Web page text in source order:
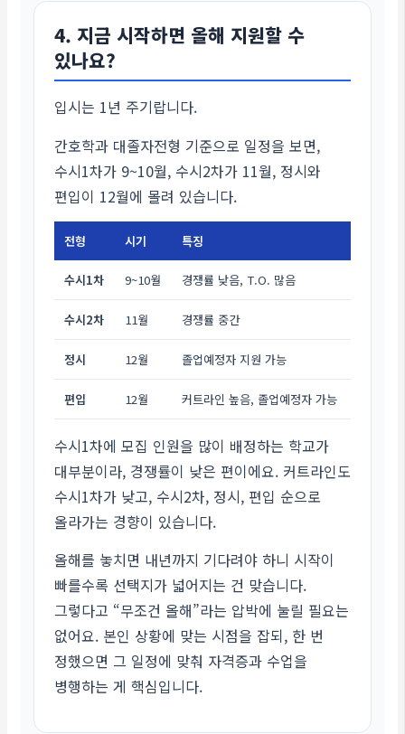
4. 지금 시작하면 올해 지원할 수
있나요?
입시는 1년 주기랍니다.
간호학과 대졸자전형 기준으로 일정을 보면,
수시1차가 9~10월, 수시2차가 11월, 정시와
편입이 12월에 몰려 있습니다.
전형 시기 특징
수시1차 9~10월 경쟁률 낮음, T.O. 많음
수시2차 11월 경쟁률 중간
정시 12월 졸업예정자 지원 가능
편입 12월 커트라인 높음, 졸업예정자 가능
수시1차에 모집 인원을 많이 배정하는 학교가
대부분이라, 경쟁률이 낮은 편이에요. 커트라인도
수시1차가 낮고, 수시2차, 정시, 편입 순으로
올라가는 경향이 있습니다.
올해를 놓치면 내년까지 기다려야 하니 시작이
빠를수록 선택지가 넓어지는 건 맞습니다.
그렇다고 “무조건 올해”라는 압박에 눌릴 필요는
없어요. 본인 상황에 맞는 시점을 잡되, 한 번
정했으면 그 일정에 맞춰 자격증과 수업을
병행하는 게 핵심입니다.